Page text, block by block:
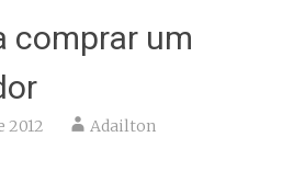
comprar um
2012
Adailton